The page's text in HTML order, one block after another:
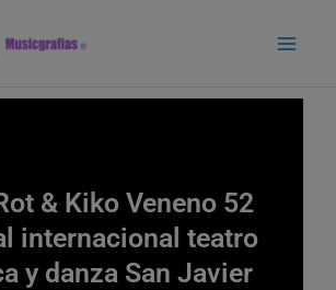
& Kiko Veneno 52
internacional teatro
y danza San Javier